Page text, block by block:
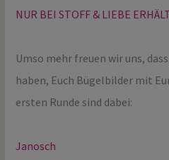
NUR BEI STOFF & LIEBE
Umso mehr freuen wir uns,
haben, Euch Bügelbilder mit
ersten Runde sind dabei:
Janosch